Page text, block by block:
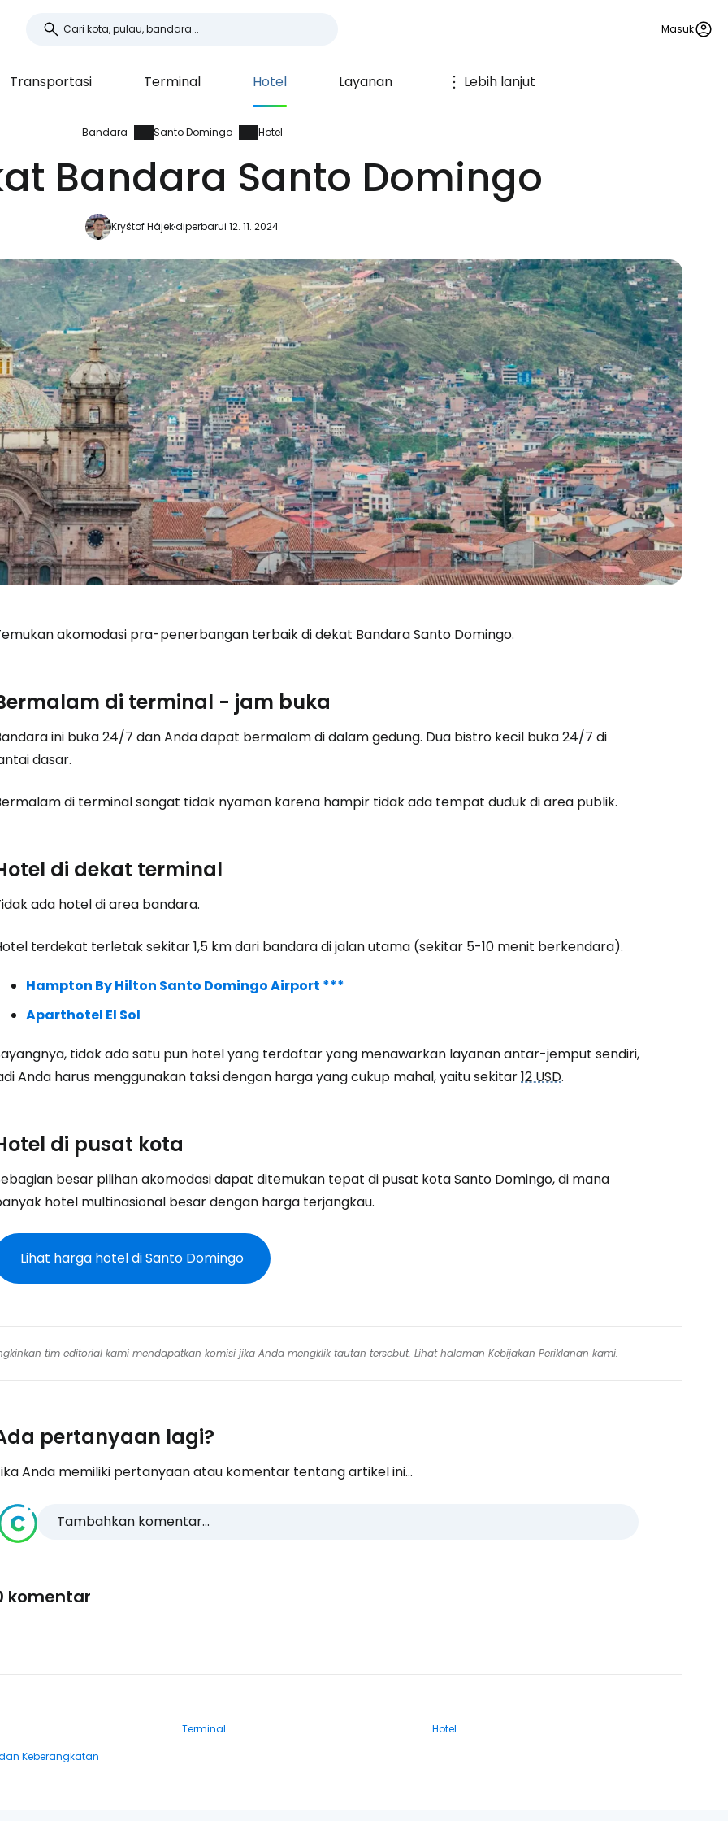
Masuk
Transportasi Terminal Hotel Layanan Lebih lanjut
Bandara Santo Domingo Hotel
Bandara Santo Domingo
Kryštof Hájekdiperbarui 12. 11. 2024
akomodasi pra-penerbangan terbaik di dekat Bandara Santo Domingo.
di terminal - jam buka
ini buka 24/7 dan Anda dapat bermalam di dalam gedung. Dua bistro kecil buka 24/7 di
dasar.
di terminal sangat tidak nyaman karena hampir tidak ada tempat duduk di area publik.
di dekat terminal
ada hotel di area bandara.
terdekat terletak sekitar 1,5 km dari bandara di jalan utama (sekitar 5-10 menit berkendara).
Hampton By Hilton Santo Domingo Airport ***
Aparthotel El Sol
tidak ada satu pun hotel yang terdaftar yang menawarkan layanan antar-jemput sendiri,
Anda harus menggunakan taksi dengan harga yang cukup mahal, yaitu sekitar12 USD.
di pusat kota
besar pilihan akomodasi dapat ditemukan tepat di pusat kota Santo Domingo, di mana
hotel multinasional besar dengan harga terjangkau.
Lihat harga hotel di Santo Domingo
tim editorial kami mendapatkan komisi jika Anda mengklik tautan tersebut. Lihat halaman Kebijakan Periklanan kami.
pertanyaan lagi?
Anda memiliki pertanyaan atau komentar tentang artikel ini...
Tambahkan komentar...
komentar
Terminal
Hotel
Keberangkatan
Masuk ke Cestee
Lanjutkan dengan Facebook